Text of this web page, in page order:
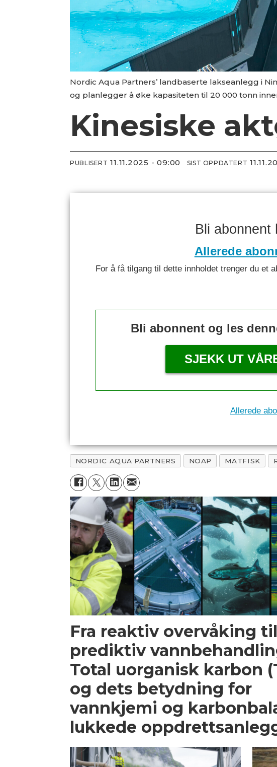
Nordic Aqua Partners’ landbaserte lakseanlegg i
og planlegger å øke kapasiteten til 20 000 tonn
Kinesiske
PUBLISERT 11.11.2025 - 09:00 SIST OPPDATERT
Bli abonnent
Allerede
For å få tilgang til dette innholdet trenger du et
Bli abonnent og les
SJEKK UT
Allerede
NORDIC AQUA PARTNERS NOAP MATFISK
Fra reaktiv overvåking til
prediktiv
Total uorganisk karbon
og dets betydning for
vannkjemi og
lukkede